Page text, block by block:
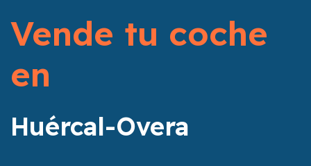
Vende tu coche
en
Huércal-Overa